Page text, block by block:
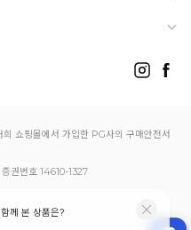
쇼핑몰에서 가입한 PG사의 구매안전서
권번호 14610-1327